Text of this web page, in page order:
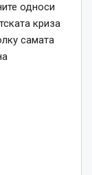
односи
криза
самата